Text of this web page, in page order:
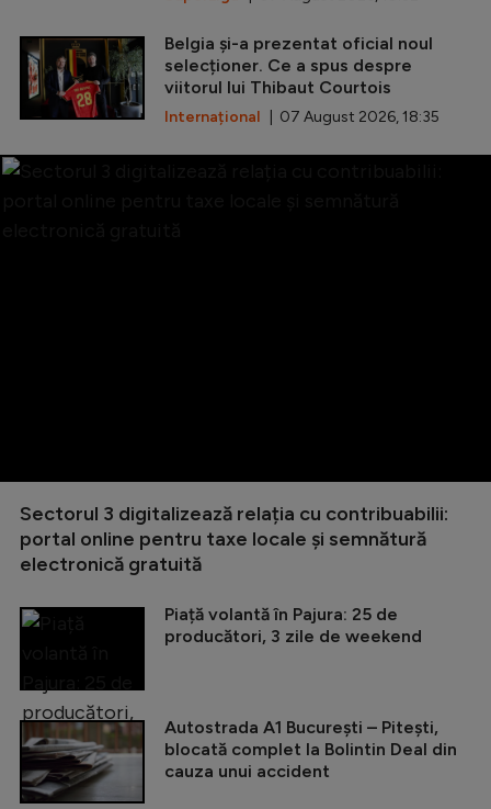
Belgia și-a prezentat oficial noul
selecționer. Ce a spus despre
viitorul lui Thibaut Courtois
Internațional | 07 August 2026, 18:35
Sectorul 3 digitalizează relația cu contribuabilii:
portal online pentru taxe locale și semnătură
electronică gratuită
Piață volantă în Pajura: 25 de
producători, 3 zile de weekend
Autostrada A1 București – Pitești,
blocată complet la Bolintin Deal din
cauza unui accident